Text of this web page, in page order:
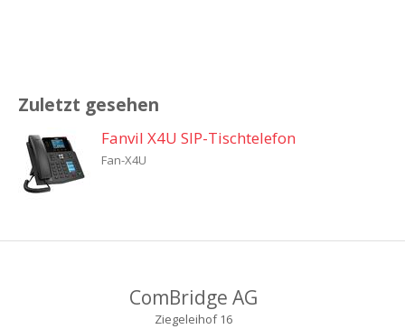
Zuletzt gesehen
Fanvil X4U SIP-Tischtelefon
Fan-X4U
ComBridge AG
Ziegeleihof 16